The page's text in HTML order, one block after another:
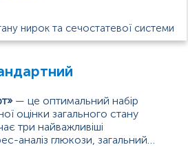
нирок та сечостатевої системи
щитоподібної залози
— це оптимальний набір
оцінки загального стану
три найважливіші
аналіз глюкози, загальний